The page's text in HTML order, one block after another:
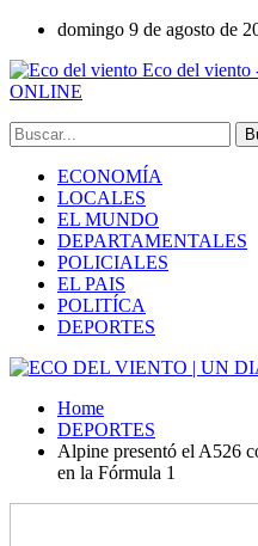
domingo 9 de agosto de
Eco del
ONLINE
ECONOMÍA
LOCALES
EL MUNDO
DEPARTAMENTALES
POLICIALES
EL PAIS
POLITÍCA
DEPORTES
Home
DEPORTES
Alpine presentó el A526
en la Fórmula 1